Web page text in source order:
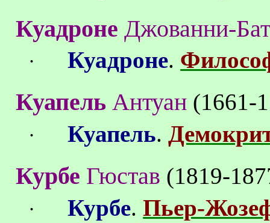
Куадроне Джованни-
· Куадроне.
Куапель Антуан (1661-
· Куапель.
Курбе Гюстав (1819-
· Курбе.Пьер-